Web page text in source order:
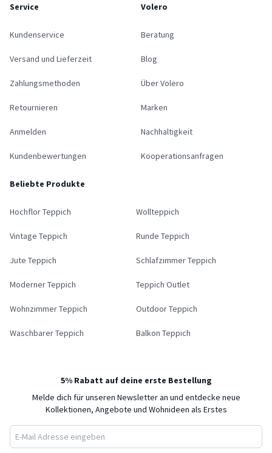
Service
Kundenservice
Versand und Lieferzeit
Zahlungsmethoden
Retournieren
Anmelden
Kundenbewertungen
Volero
Beratung
Blog
Über Volero
Marken
Nachhaltigkeit
Kooperationsanfragen
Beliebte Produkte
Hochflor Teppich Wollteppich
Vintage Teppich Runde Teppich
Jute Teppich Schlafzimmer Teppich
Moderner Teppich Teppich Outlet
Wohnzimmer Teppich Outdoor Teppich
Waschbarer Teppich Balkon Teppich
5% Rabatt auf deine erste Bestellung
Melde dich für unseren Newsletter an und entdecke neue
Kollektionen, Angebote und Wohnideen als Erstes